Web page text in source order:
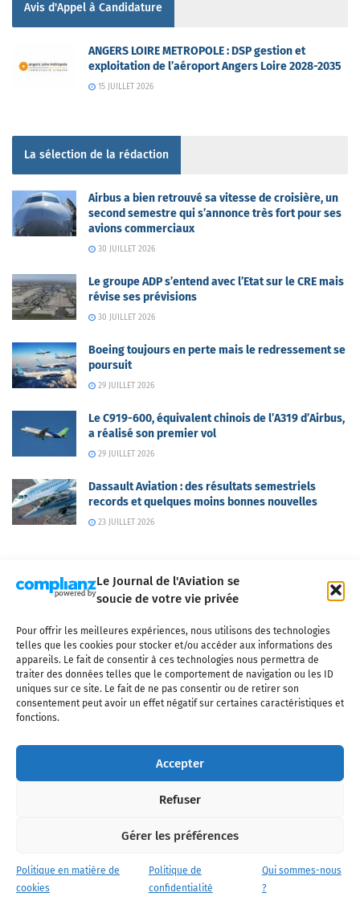
Le Journal de l'Aviation se
soucie de votre vie privée
Pour offrir les meilleures expériences, nous utilisons des technologies
telles que les cookies pour stocker et/ou accéder aux informations des
appareils. Le fait de consentir à ces technologies nous permettra de
traiter des données telles que le comportement de navigation ou les ID
uniques sur ce site. Le fait de ne pas consentir ou de retirer son
consentement peut avoir un effet négatif sur certaines caractéristiques et
fonctions.
Accepter
Refuser
Gérer les préférences
Politique en matière de
cookies
Politique de
confidentialité
Qui sommes-nous
?
Avis d'Appel à Candidature
ANGERS LOIRE METROPOLE : DSP gestion et
exploitation de l’aéroport Angers Loire 2028-2035
15 JUILLET 2026
La sélection de la rédaction
Airbus a bien retrouvé sa vitesse de croisière, un
second semestre qui s’annonce très fort pour ses
avions commerciaux
30 JUILLET 2026
Le groupe ADP s’entend avec l’Etat sur le CRE mais
révise ses prévisions
30 JUILLET 2026
Boeing toujours en perte mais le redressement se
poursuit
29 JUILLET 2026
Le C919-600, équivalent chinois de l’A319 d’Airbus,
a réalisé son premier vol
29 JUILLET 2026
Dassault Aviation : des résultats semestriels
records et quelques moins bonnes nouvelles
23 JUILLET 2026
Qui sommes-nous ? Nous contacter
Partenaires
Mentions légales
CGV Politique de confidentialité Cookies
l'industrie aéronautique, l'aviation commerciale, l'aviation d'affaires, les
civils, l'aéronautique de défense et l'industrie spatiale. Toute reproduction,
interdite sans autorisation écrite spécifique du Journal de l’Aviation.